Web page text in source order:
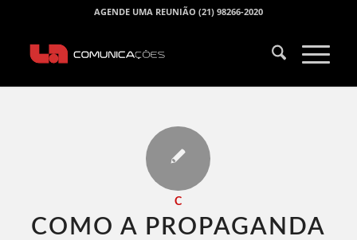
AGENDE UMA REUNIÃO (21) 98266-2020
C
COMO A PROPAGANDA